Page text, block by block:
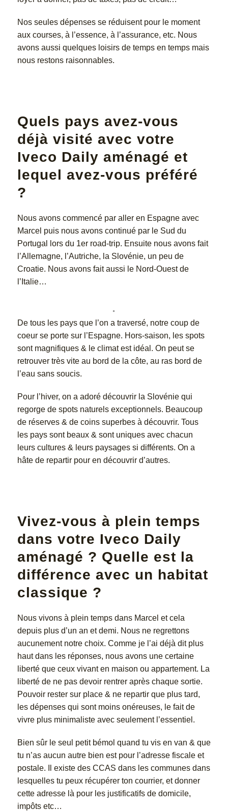
Nos seules dépenses se réduisent pour le moment
aux courses, à l’essence, à l’assurance, etc. Nous
avons aussi quelques loisirs de temps en temps mais
nous restons raisonnables.
Quels pays avez-vous
déjà visité avec votre
Iveco Daily aménagé et
lequel avez-vous préféré
?
Nous avons commencé par aller en Espagne avec
Marcel puis nous avons continué par le Sud du
Portugal lors du 1er road-trip. Ensuite nous avons fait
l’Allemagne, l’Autriche, la Slovénie, un peu de
Croatie. Nous avons fait aussi le Nord-Ouest de
l’Italie…
De tous les pays que l’on a traversé, notre coup de
coeur se porte sur l’Espagne. Hors-saison, les spots
sont magnifiques & le climat est idéal. On peut se
retrouver très vite au bord de la côte, au ras bord de
l’eau sans soucis.
Pour l’hiver, on a adoré découvrir la Slovénie qui
regorge de spots naturels exceptionnels. Beaucoup
de réserves & de coins superbes à découvrir. Tous
les pays sont beaux & sont uniques avec chacun
leurs cultures & leurs paysages si différents. On a
hâte de repartir pour en découvrir d’autres.
Vivez-vous à plein temps
dans votre Iveco Daily
aménagé ? Quelle est la
différence avec un habitat
classique ?
Nous vivons à plein temps dans Marcel et cela
depuis plus d’un an et demi. Nous ne regrettons
aucunement notre choix. Comme je l’ai déjà dit plus
haut dans les réponses, nous avons une certaine
liberté que ceux vivant en maison ou appartement. La
liberté de ne pas devoir rentrer après chaque sortie.
Pouvoir rester sur place & ne repartir que plus tard,
les dépenses qui sont moins onéreuses, le fait de
vivre plus minimaliste avec seulement l’essentiel.
Bien sûr le seul petit bémol quand tu vis en van & que
tu n’as aucun autre bien est pour l’adresse fiscale et
postale. Il existe des CCAS dans les communes dans
lesquelles tu peux récupérer ton courrier, et donner
cette adresse là pour les justificatifs de domicile,
impôts etc…